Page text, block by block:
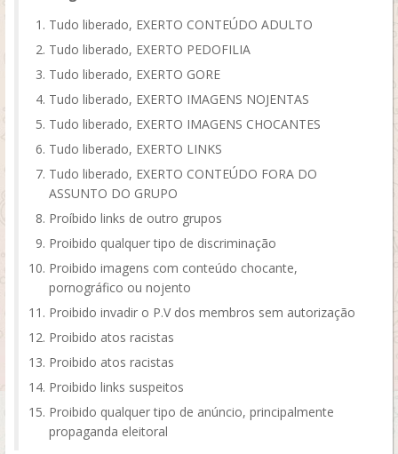
Tudo liberado, EXERTO CONTEÚDO ADULTO
Tudo liberado, EXERTO PEDOFILIA
Tudo liberado, EXERTO GORE
Tudo liberado, EXERTO IMAGENS NOJENTAS
Tudo liberado, EXERTO IMAGENS CHOCANTES
Tudo liberado, EXERTO LINKS
Tudo liberado, EXERTO CONTEÚDO FORA DO
ASSUNTO DO GRUPO
Proíbido links de outro grupos
Proibido qualquer tipo de discriminação
Proibido imagens com conteúdo chocante,
pornográfico ou nojento
Proibido invadir o P.V dos membros sem autorização
Proibido atos racistas
Proibido atos racistas
Proibido links suspeitos
Proibido qualquer tipo de anúncio, principalmente
propaganda eleitoral